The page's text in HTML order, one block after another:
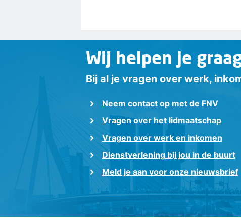
Wij helpen je
Bij al je vragen over werk,
Neem contact op met de FNV
Vragen over het lidmaatschap
Vragen over werk en inkomen
Dienstverlening bij jou in de buurt
Meld je aan voor onze nieuwsbrief